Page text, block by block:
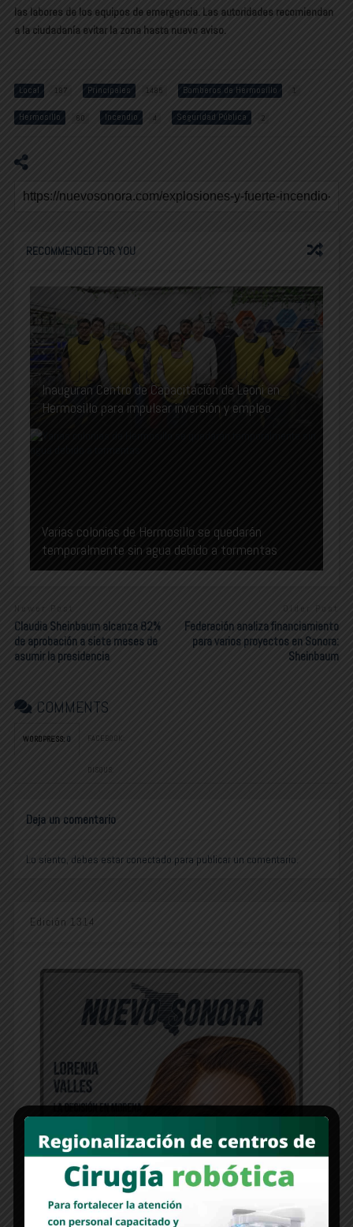
las labores de los equipos de emergencia. Las autoridades recomiendan
a la ciudadanía evitar la zona hasta nuevo aviso.
Local 187 Principales 1485 Bomberos de Hermosillo 1
Hermosillo 80 Incendio 4 Seguridad Pública 2
RECOMMENDED FOR YOU
Inauguran Centro de Capacitación de Leoni en
Hermosillo para impulsar inversión y empleo
Varias colonias de Hermosillo se quedarán
temporalmente sin agua debido a tormentas
Newer Post
Claudia Sheinbaum alcanza 82%
de aprobación a siete meses de
asumir la presidencia
Older Post
Federación analiza financiamiento
para varios proyectos en Sonora:
Sheinbaum
COMMENTS
WORDPRESS: 0 FACEBOOK:
DISQUS:
Deja un comentario
Lo siento, debes estar conectado para publicar un comentario.
Edición 1314